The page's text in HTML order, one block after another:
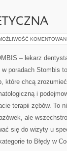
– lekarz
w poradach Stombis
które chcą
i
terapii zębów. To
ale
się do wizyty u
to Błędy w